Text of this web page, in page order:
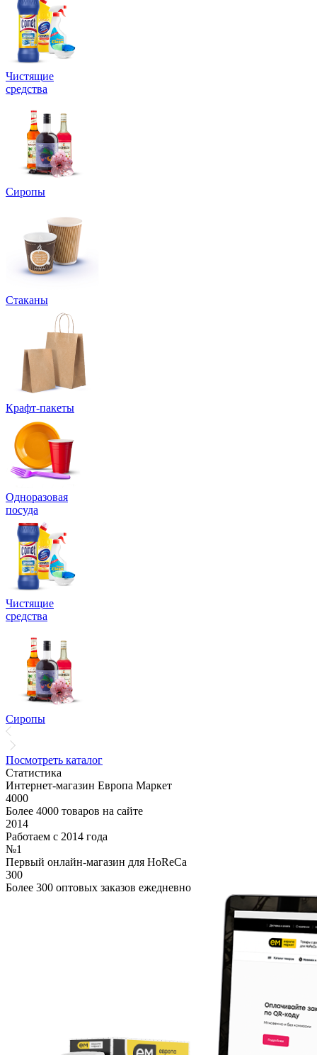
Чистящие
средства
Сиропы
Стаканы
Крафт-пакеты
Одноразовая
посуда
Чистящие
средства
Сиропы
Посмотреть каталог
Статистика
Интернет-магазин Европа Маркет
4000
Более 4000 товаров на сайте
2014
Работаем с 2014 года
№1
Первый онлайн-магазин для HoReCa
300
Более 300 оптовых заказов ежедневно